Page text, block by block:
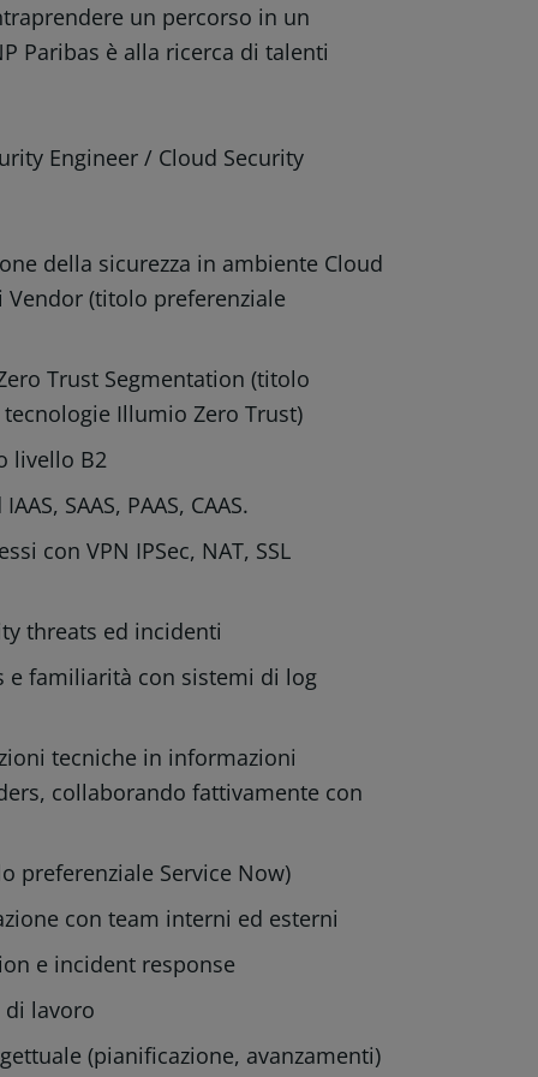
un percorso in un
Paribas è alla ricerca di talenti
Engineer / Cloud Security
della sicurezza in ambiente Cloud
(titolo preferenziale
Trust Segmentation (titolo
Illumio Zero Trust)
livello B2
SAAS, PAAS, CAAS.
con VPN IPSec, NAT, SSL
threats ed incidenti
e familiarità con sistemi di log
tecniche in informazioni
collaborando fattivamente con
preferenziale Service Now)
con team interni ed esterni
e incident response
di lavoro
(pianificazione, avanzamenti)